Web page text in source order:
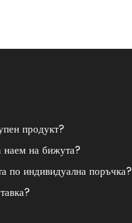
продукт?
наем на бижута?
по индивидуална поръчка?